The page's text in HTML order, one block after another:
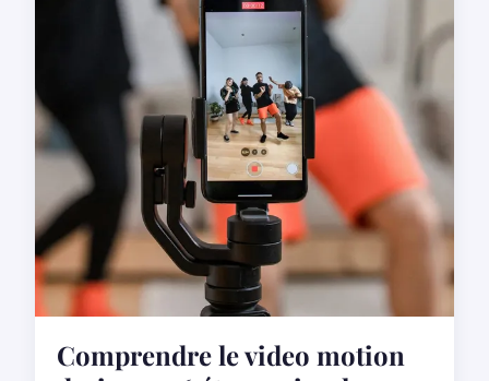
Comprendre le video motion